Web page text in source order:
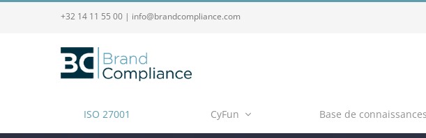
+32 14 11 55 00 | info@brandcompliance.com
ISO 27001 CyFun Base de connaissances